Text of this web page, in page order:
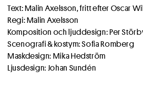
Text: Malin Axelsson, fritt efter Oscar
Regi: Malin Axelsson
Komposition och ljuddesign: Per
Scenografi & kostym: Sofia Romberg
Maskdesign: Mika Hedström
Ljusdesign: Johan Sundén